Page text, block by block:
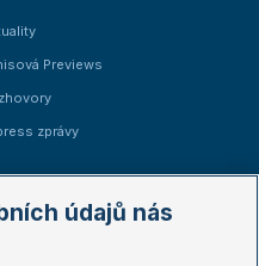
Previews
zprávy
údajů nás